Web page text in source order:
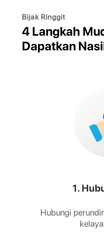
Bijak Ringgit
4 Langkah
Dapatkan
1.
Hubungi